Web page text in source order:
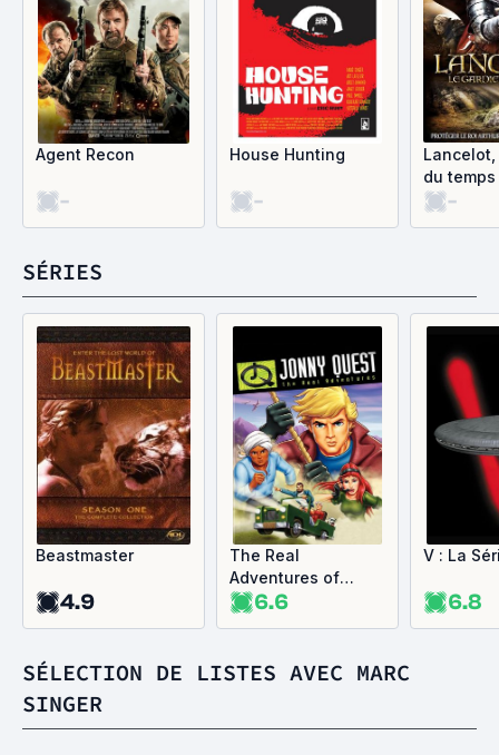
Agent Recon
-
House Hunting
-
du temps
-
SÉRIES
Beastmaster
4.9
The Real
Adventures of
Jonny Quest
6.6
V : La
6.8
SÉLECTION DE LISTES AVEC MARC
SINGER